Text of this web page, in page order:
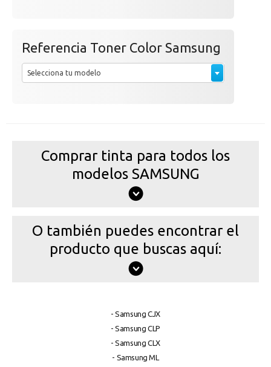
Referencia Toner Color Samsung
Selecciona tu modelo
Comprar tinta para todos los
modelos SAMSUNG
O también puedes encontrar el
producto que buscas aquí:
- Samsung CJX
- Samsung CLP
- Samsung CLX
- Samsung ML